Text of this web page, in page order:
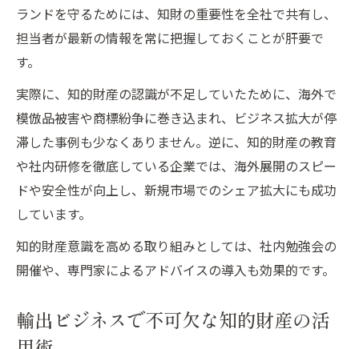
ランドを守るためには、知財の重要性を全社で共有し、
担当者が最新の情報を常に把握しておくことが肝要で
す。
実際に、知的財産の認識が不足していたために、海外で
模倣品被害や商標紛争に巻き込まれ、ビジネス拡大が停
滞した事例も少なくありません。逆に、知的財産の教育
や社内研修を徹底している企業では、海外展開のスピー
ドや安全性が向上し、新規市場でのシェア拡大にも成功
しています。
知的財産意識を高める取り組みとしては、社内勉強会の
開催や、専門家によるアドバイスの導入も効果的です。
輸出ビジネスで不可欠な知的財産の活